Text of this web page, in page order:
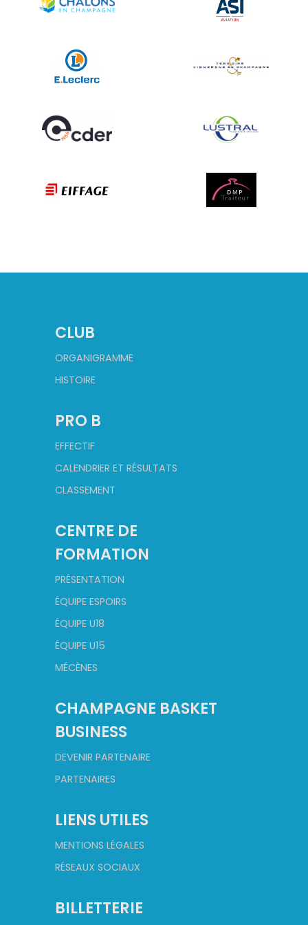
CLUB
ORGANIGRAMME
HISTOIRE
PRO B
EFFECTIF
CALENDRIER ET RÉSULTATS
CLASSEMENT
CENTRE DE
FORMATION
PRÉSENTATION
ÉQUIPE ESPOIRS
ÉQUIPE U18
ÉQUIPE U15
MÉCÈNES
CHAMPAGNE BASKET
BUSINESS
DEVENIR PARTENAIRE
PARTENAIRES
LIENS UTILES
MENTIONS LÉGALES
RÉSEAUX SOCIAUX
BILLETTERIE